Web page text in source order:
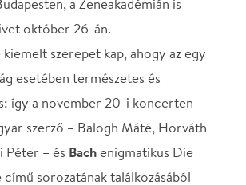
műsorra december 18-án
és a művészeti vezető,
17.45-től
zenepedagógus az
előadásai előzik meg.
in the Dark